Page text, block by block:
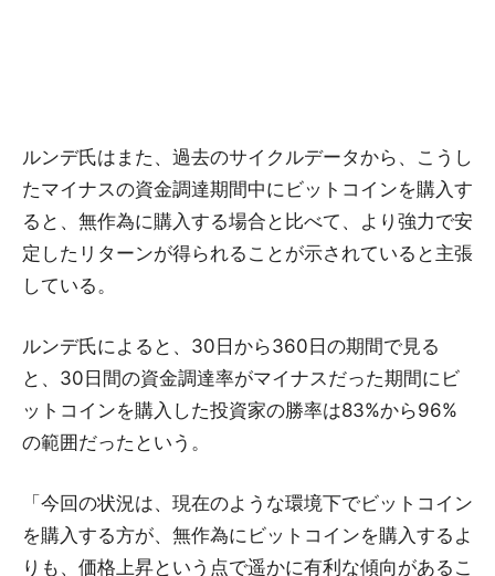
ルンデ氏はまた、過去のサイクルデータから、こうし
たマイナスの資金調達期間中にビットコインを購入す
ると、無作為に購入する場合と比べて、より強力で安
定したリターンが得られることが示されていると主張
している。
ルンデ氏によると、30日から360日の期間で見る
と、30日間の資金調達率がマイナスだった期間にビ
ットコインを購入した投資家の勝率は83%から96%
の範囲だったという。
「今回の状況は、現在のような環境下でビットコイン
を購入する方が、無作為にビットコインを購入するよ
りも、価格上昇という点で遥かに有利な傾向があるこ